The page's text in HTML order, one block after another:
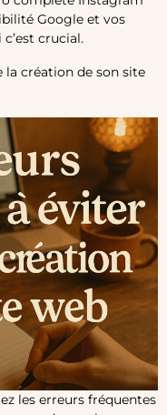
Google et vos
crucial.
la création de son site
les erreurs fréquentes